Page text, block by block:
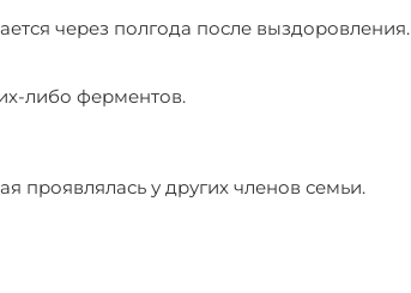
через полгода после выздоровления.
либо ферментов.
проявлялась у других членов семьи.